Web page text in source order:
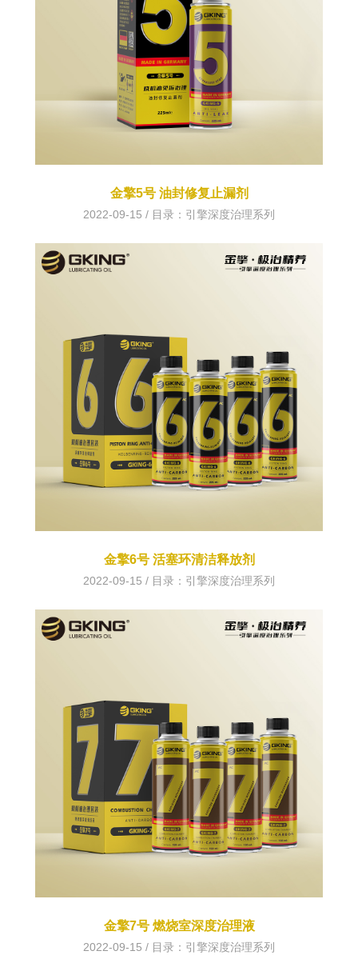
金擎5号 油封修复止漏剂
2022-09-15 / 目录： 引擎深度治理系列
金擎6号 活塞环清洁释放剂
2022-09-15 / 目录： 引擎深度治理系列
金擎7号 燃烧室深度治理液
2022-09-15 / 目录： 引擎深度治理系列